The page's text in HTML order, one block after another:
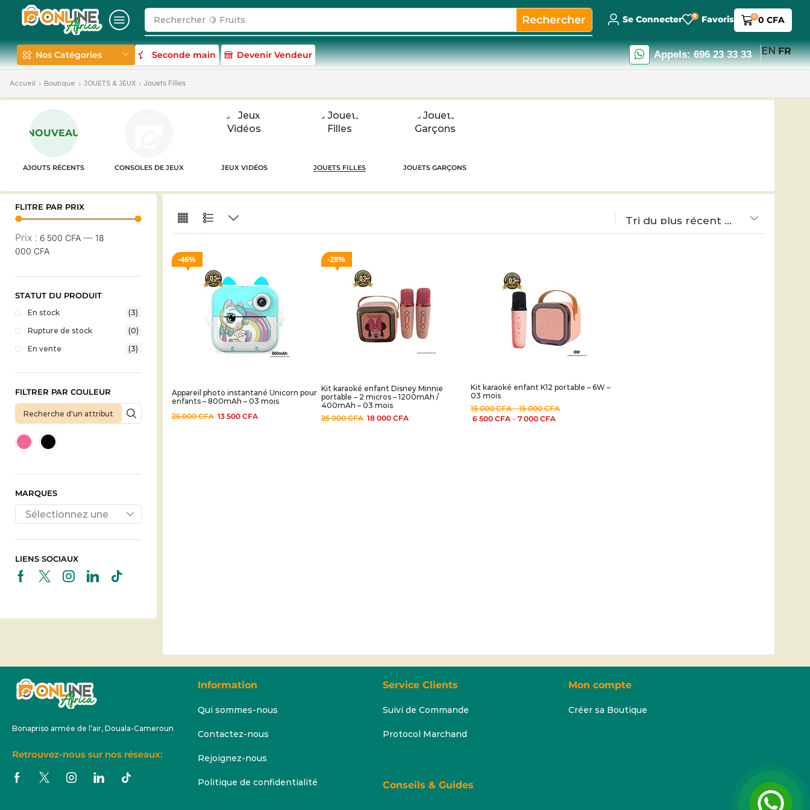
Rechercher 🍋 Fruits Rechercher Se Connecter 0 Favoris 0 0 CFA
Nos Catégories Seconde main Devenir Vendeur Appels: 696 23 33 33 EN FR
Accueil Boutique JOUETS & JEUX Jouets Filles
NOUVEAU
AJOUTS RÉCENTS CONSOLES DE JEUX JEUX VIDÉOS JOUETS FILLES JOUETS GARÇONS
FLITRE PAR PRIX
Prix : 6 500 CFA — 18
000 CFA
STATUT DU PRODUIT
En stock
(3)
Rupture de stock
(0)
En vente
(3)
FILTRER PAR COULEUR
MARQUES
Sélectionnez une
LIENS SOCIAUX
46%
Appareil photo instantané Unicorn pour
enfants – 800mAh – 03 mois
25 000CFA 13 500 CFA
28%
Kit karaoké enfant Disney Minnie
portable – 2 micros – 1200mAh /
400mAh – 03 mois
25 000CFA 18 000 CFA
Kit karaoké enfant K12 portable – 6W –
03 mois
15 000CFA–15 000CFA
6 500 CFA– 7 000 CFA
Bonapriso armée de l’air, Douala-Cameroun
Retrouvez-nous sur nos réseaux:
Information
Qui sommes-nous
Contactez-nous
Rejoignez-nous
Politique de confidentialité
Service Clients
Suivi de Commande
Protocol Marchand
Conseils & Guides
Mon compte
Créer sa Boutique